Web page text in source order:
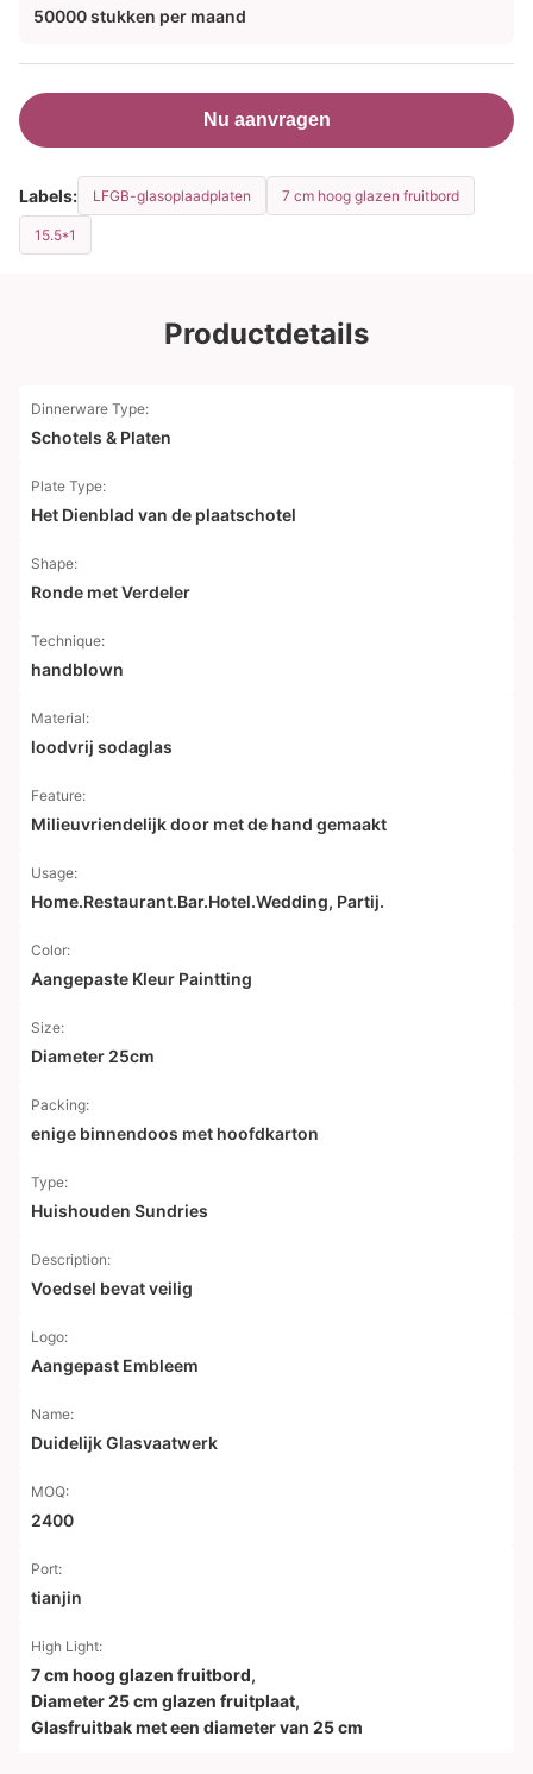
50000 stukken per maand
Nu aanvragen
Labels: LFGB-glasoplaadplaten 7 cm hoog glazen fruitbord
15.5*1
Productdetails
Dinnerware Type:
Schotels & Platen
Plate Type:
Het Dienblad van de plaatschotel
Shape:
Ronde met Verdeler
Technique:
handblown
Material:
loodvrij sodaglas
Feature:
Milieuvriendelijk door met de hand gemaakt
Usage:
Home.Restaurant.Bar.Hotel.Wedding, Partij.
Color:
Aangepaste Kleur Paintting
Size:
Diameter 25cm
Packing:
enige binnendoos met hoofdkarton
Type:
Huishouden Sundries
Description:
Voedsel bevat veilig
Logo:
Aangepast Embleem
Name:
Duidelijk Glasvaatwerk
MOQ:
2400
Port:
tianjin
High Light:
7 cm hoog glazen fruitbord,
Diameter 25 cm glazen fruitplaat,
Glasfruitbak met een diameter van 25 cm